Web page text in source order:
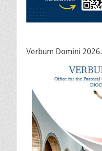
Verbum Domini 2026.